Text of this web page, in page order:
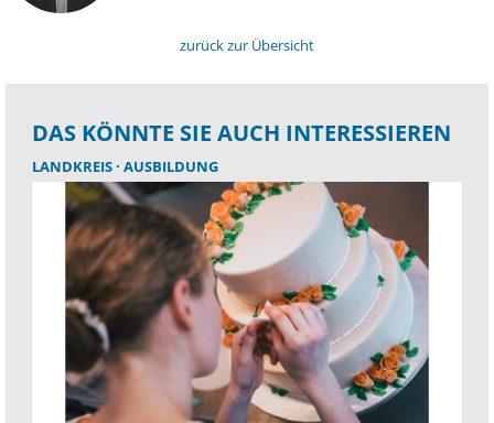
zurück zur Übersicht
DAS KÖNNTE SIE AUCH INTERESSIEREN
LANDKREIS AUSBILDUNG